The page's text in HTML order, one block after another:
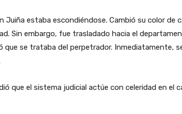
Juiña estaba escondiéndose. Cambió su color de
Sin embargo, fue trasladado hacia el
que se trataba del perpetrador. Inmediatamente,
que el sistema judicial actúe con celeridad en el